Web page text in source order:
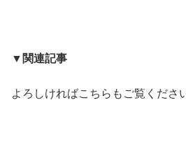
▼ 関連記事
よろしければこちらもご覧くださ